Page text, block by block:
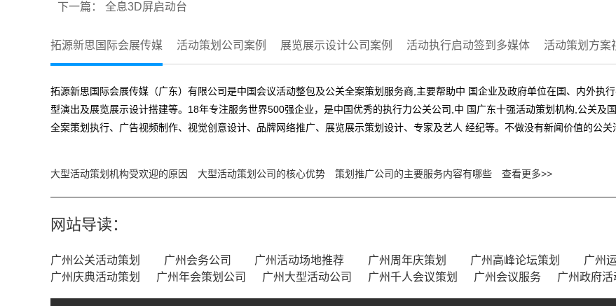
下一篇： 全息3D屏启动台
拓源新思国际会展传媒 活动策划公司案例 展览展示设计公司案例 活动执行启动签到多媒体 活动策划方案
拓源新思国际会展传媒（广东）有限公司是中国会议活动整包及公关全案策划服务商,主要帮助中 国企业及政府单位在国、内外执
型演出及展览展示设计搭建等。18年专注服务世界500强企业，是中国优秀的执行力公关公司,中 国广东十强活动策划机构,公关及
全案策划执行、广告视频制作、视觉创意设计、品牌网络推广、展览展示策划设计、专家及艺人 经纪等。不做没有新闻价值的公
大型活动策划机构受欢迎的原因 大型活动策划公司的核心优势 策划推广公司的主要服务内容有哪些 查看更多>>
网站导读：
广州公关活动策划 广州会务公司 广州活动场地推荐 广州周年庆策划 广州高峰论坛策划 广州
广州庆典活动策划
广州年会策划公司 广州大型活动公司 广州千人会议策划 广州会议服务 广州政府活